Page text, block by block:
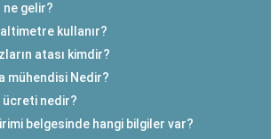
ne gelir?
kullanır?
atası kimdir?
mühendisi Nedir?
ücreti nedir?
belgesinde hangi bilgiler var?